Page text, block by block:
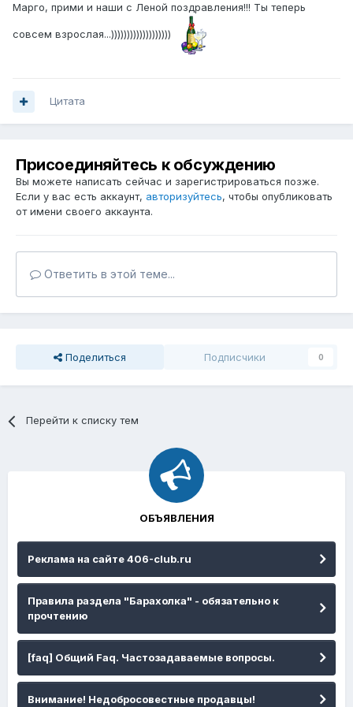
Марго, прими и наши с Леной поздравления!!! Ты теперь
совсем взрослая...)))))))))))))))))))
Цитата
Присоединяйтесь к обсуждению
Вы можете написать сейчас и зарегистрироваться позже.
Если у вас есть аккаунт, авторизуйтесь, чтобы опубликовать
от имени своего аккаунта.
Ответить в этой теме...
Поделиться Подписчики 0
Перейти к списку тем
ОБЪЯВЛЕНИЯ
Реклама на сайте 406-club.ru
Правила раздела "Барахолка" - обязательно к
прочтению
[faq] Общий Faq. Частозадаваемые вопросы.
Внимание! Недобросовестные продавцы!